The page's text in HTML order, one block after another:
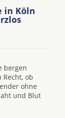
in Köln
bergen
Recht, ob
ohne
und Blut